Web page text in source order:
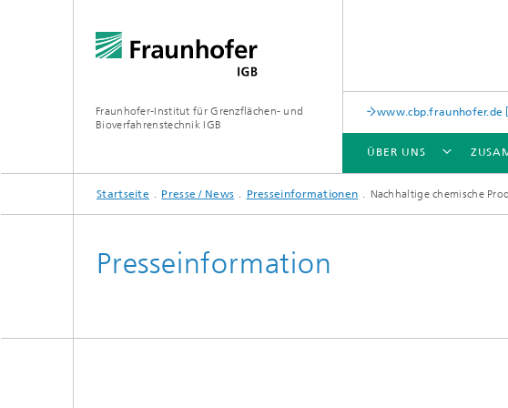
Fraunhofer-Institut für Grenzflächen- und
Bioverfahrenstechnik IGB
www.cbp.fraunhofer.de
ÜBER UNS
ÜBER UNS
ZUSAMMENARBEIT
FORSCHUNG
ANALYTIK / PRÜFUNG
PUBLIKATIONEN
Startseite Presse / News Presseinformationen Nachhaltige chemische
Presseinformation